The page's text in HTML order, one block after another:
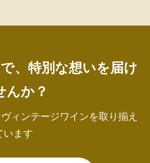
、特別な想いを届け
んか？
ィンテージワインを取り揃え
います